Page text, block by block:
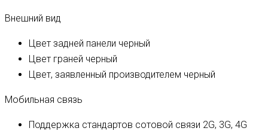
Внешний вид
Цвет задней панели черный
Цвет граней черный
Цвет, заявленный производителем черный
Мобильная связь
Поддержка стандартов сотовой связи 2G, 3G, 4G